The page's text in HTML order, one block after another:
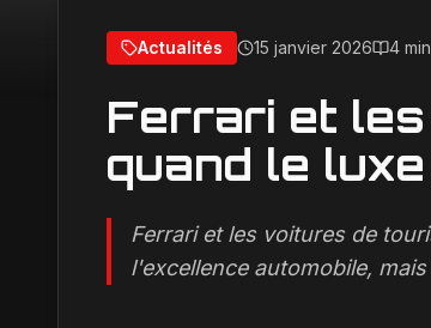
Actualités 15 janvier 2026 4
Ferrari et
quand le
Ferrari et les voitures de
l'excellence automobile,